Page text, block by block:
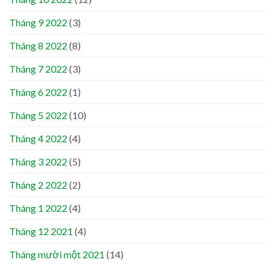
Tháng 9 2022 (3)
Tháng 8 2022 (8)
Tháng 7 2022 (3)
Tháng 6 2022 (1)
Tháng 5 2022 (10)
Tháng 4 2022 (4)
Tháng 3 2022 (5)
Tháng 2 2022 (2)
Tháng 1 2022 (4)
Tháng 12 2021 (4)
Tháng mười một 2021 (14)